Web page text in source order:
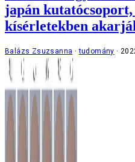
japán
kísérletekben
Balázs Zsuzsanna tudomány